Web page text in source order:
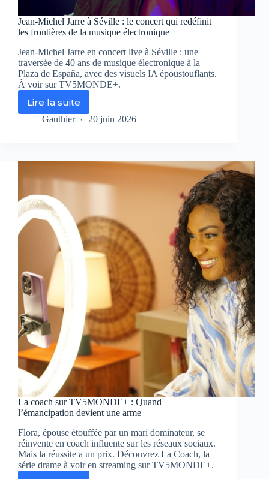
Jean-Michel Jarre à Séville : le concert qui redéfinit
les frontières de la musique électronique
Jean-Michel Jarre en concert live à Séville : une
traversée de 40 ans de musique électronique à la
Plaza de España, avec des visuels IA époustouflants.
À voir sur TV5MONDE+.
Lire la suite
Jean-
Michel
:
le
concert
qui
redéfinit
les
frontières
de
la
musique
électronique
Gauthier 20 juin 2026
La coach sur TV5MONDE+ : Quand
l’émancipation devient une arme
Flora, épouse étouffée par un mari dominateur, se
réinvente en coach influente sur les réseaux sociaux.
Mais la réussite a un prix. Découvrez La Coach, la
série drame à voir en streaming sur TV5MONDE+.